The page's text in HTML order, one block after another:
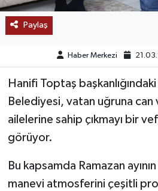
Paylaş
Haber Merkezi
Hanifi Toptaş
Belediyesi, vatan uğruna can
ailelerine sahip çıkmayı bir
görüyor.
Bu kapsamda Ramazan
manevi atmosferini çeşitli
POPÜLER
DÜNYA
TREND
MEDYA
TEKNOLOJİ